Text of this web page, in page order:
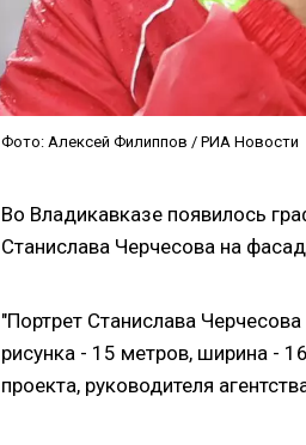
Фото: Алексей Филиппов / РИА Новости
Во Владикавказе появилось
Станислава Черчесова на
"Портрет Станислава
рисунка - 15 метров, ширина -
проекта, руководителя